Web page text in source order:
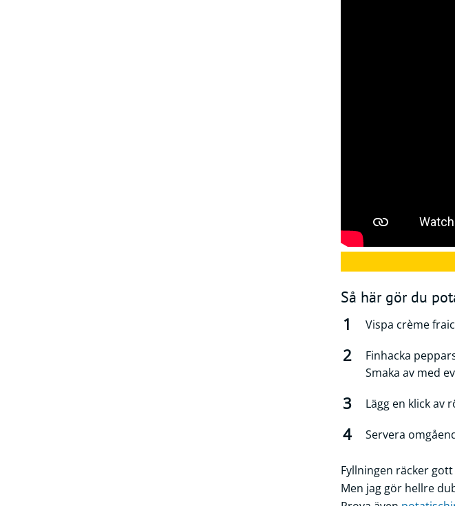
Så här gör du
Vispa crème
Finhacka
Smaka av med
Lägg en klick av
Servera
Fyllningen räcker
Men jag gör hellre